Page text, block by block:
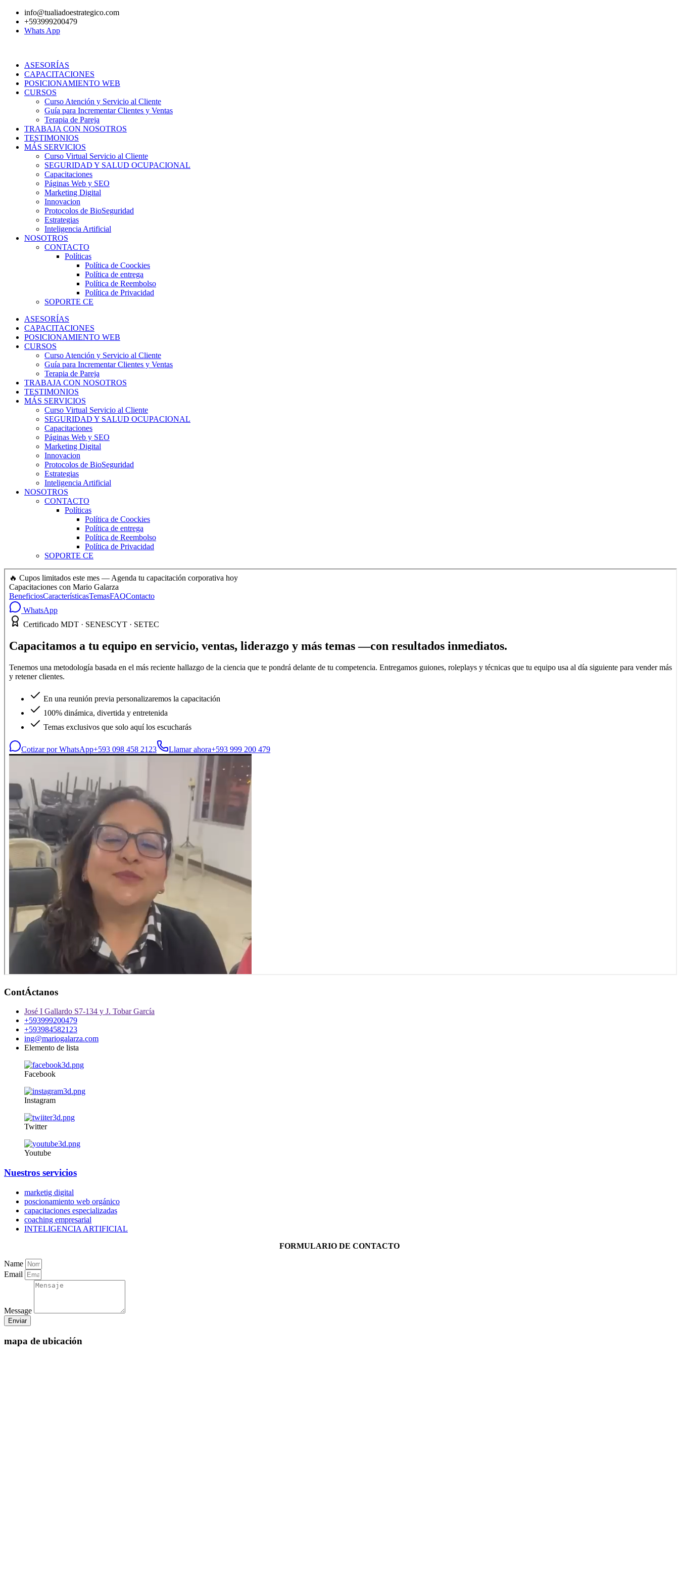
contenido
info@tualiadoestrategico.com
+593999200479
Whats App
ASESORÍAS
CAPACITACIONES
POSICIONAMIENTO WEB
CURSOS
Curso Atención y Servicio al Cliente
Guía para Incrementar Clientes y Ventas
Terapia de Pareja
TRABAJA CON NOSOTROS
TESTIMONIOS
MÁS SERVICIOS
Curso Virtual Servicio al Cliente
SEGURIDAD Y SALUD OCUPACIONAL
Capacitaciones
Páginas Web y SEO
Marketing Digital
Innovacion
Protocolos de BioSeguridad
Estrategias
Inteligencia Artificial
NOSOTROS
CONTACTO
Políticas
Política de Coockies
Política de entrega
Política de Reembolso
Política de Privacidad
SOPORTE CE
ASESORÍAS
CAPACITACIONES
POSICIONAMIENTO WEB
CURSOS
Curso Atención y Servicio al Cliente
Guía para Incrementar Clientes y Ventas
Terapia de Pareja
TRABAJA CON NOSOTROS
TESTIMONIOS
MÁS SERVICIOS
Curso Virtual Servicio al Cliente
SEGURIDAD Y SALUD OCUPACIONAL
Capacitaciones
Páginas Web y SEO
Marketing Digital
Innovacion
Protocolos de BioSeguridad
Estrategias
Inteligencia Artificial
NOSOTROS
CONTACTO
Políticas
Política de Coockies
Política de entrega
Política de Reembolso
Política de Privacidad
SOPORTE CE
ContÁctanos
José I Gallardo S7-134 y J. Tobar García
+593999200479
+593984582123
ing@mariogalarza.com
Elemento de lista
Facebook
Instagram
Twitter
Youtube
Nuestros servicios
marketig digital
poscionamiento web orgánico
capacitaciones especializadas
coaching empresarial
INTELIGENCIA ARTIFICIAL
FORMULARIO DE CONTACTO
Name
Email
Message
Enviar
mapa de ubicación